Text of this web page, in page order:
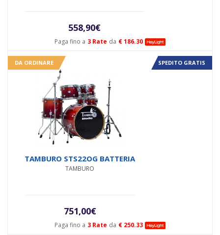
Paga fino a 3 Rate da € 186.30
558,90€
DA ORDINARE SPEDITO GRATIS
Paga fino a 3 Rate da € 250.33
TAMBURO STS22OG BATTERIA
TAMBURO
751,00€